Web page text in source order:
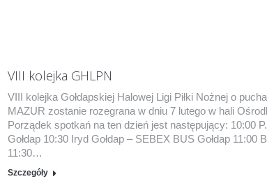
VIII kolejka GHLPN
VIII kolejka Gołdapskiej Halowej Ligi Piłki Nożnej o
MAZUR zostanie rozegrana w dniu 7 lutego w hali
Porządek spotkań na ten dzień jest następujący: 10:00
Gołdap 10:30 Iryd Gołdap – SEBEX BUS Gołdap 11:00
11:30…
Szczegóły